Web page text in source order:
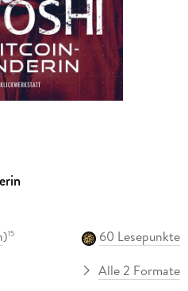
)15
60 Lesepunkte
Alle 2 Formate